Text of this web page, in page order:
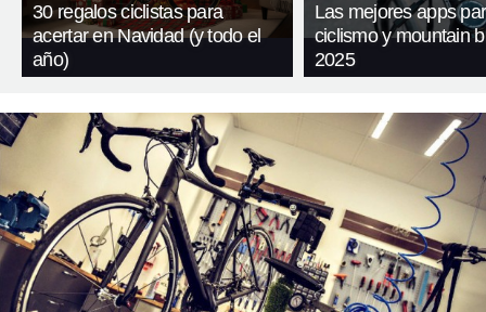
30 regalos ciclistas para
acertar en Navidad (y todo el
año)
Las mejores apps
ciclismo y mountain
2025